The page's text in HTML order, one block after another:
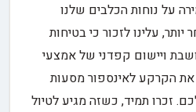
על נוחות הכלבים שלנו
עלינו לזכור כי בטיחות
ויישום קפדני של אמצעי
הקרקע לאינספור מסעות
זכרו תמיד, כשזה מגיע לטיול